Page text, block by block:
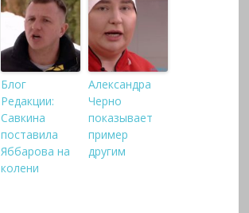
Блог
Редакции:
Савкина
поставила
Яббарова на
колени
Александра
Черно
показывает
пример
другим